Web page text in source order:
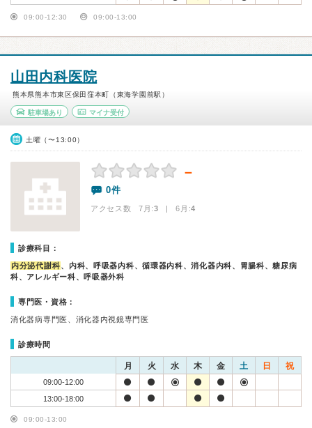
09:00-12:30 09:00-13:00
山田内科医院
熊本県熊本市東区保田窪本町（東海学園前駅）
駐車場あり マイナ受付
土曜（〜13:00）
－
0件
アクセス数 7月:3 | 6月:4
診療科目：
内分泌代謝科、内科、呼吸器内科、循環器内科、消化器内科、胃腸科、糖尿病
科、アレルギー科、呼吸器外科
専門医・資格：
消化器病専門医、消化器内視鏡専門医
診療時間
月 火 水 木 金 土 日 祝
09:00-12:00
13:00-18:00
09:00-13:00